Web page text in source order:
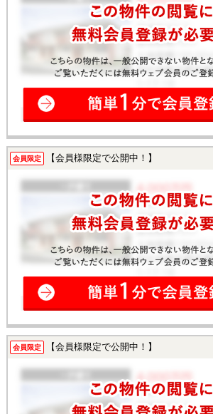
会員限定 【会員様限定で公開中！】
会員限定 【会員様限定で公開中！】